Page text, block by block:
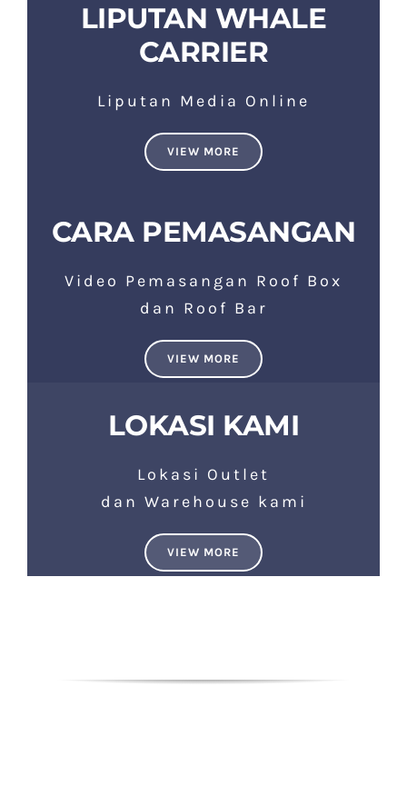
LIPUTAN WHALE
CARRIER
Liputan Media Online
VIEW MORE
CARA PEMASANGAN
Video Pemasangan Roof Box
dan Roof Bar
VIEW MORE
LOKASI KAMI
Lokasi Outlet
dan Warehouse kami
VIEW MORE